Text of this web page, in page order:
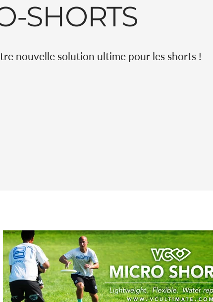
SHORTS
nouvelle solution ultime pour les shorts !